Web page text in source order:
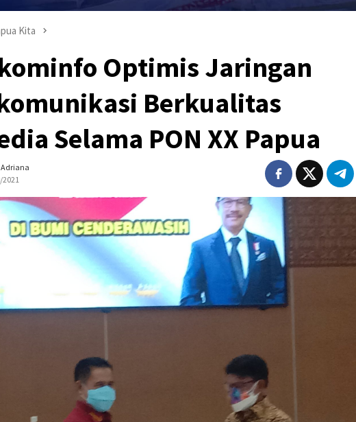
Kita
Optimis Jaringan
Berkualitas
Selama PON XX Papua